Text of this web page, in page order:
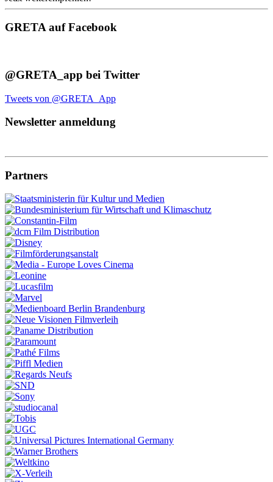
GRETA auf Facebook
@GRETA_app bei Twitter
Tweets von @GRETA_App
Newsletter anmeldung
Partners